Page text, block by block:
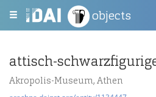
objects
Akropolis-Museum, Athen